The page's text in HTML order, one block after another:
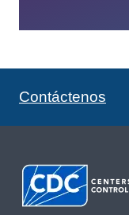
Contáctenos